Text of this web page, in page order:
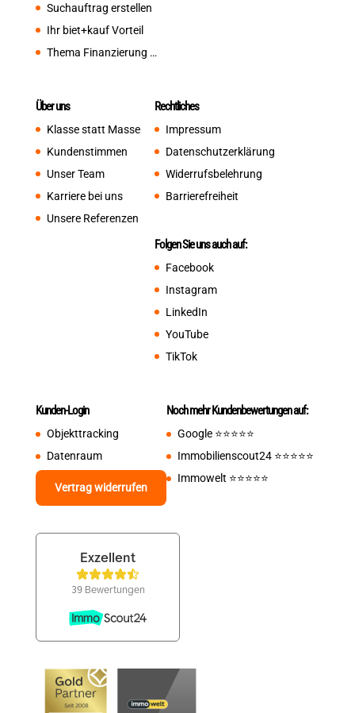
Suchauftrag erstellen
Ihr biet+kauf Vorteil
Thema Finanzierung …
Über uns
Klasse statt Masse
Kundenstimmen
Unser Team
Karriere bei uns
Unsere Referenzen
Rechtliches
Impressum
Datenschutzerklärung
Widerrufsbelehrung
Barrierefreiheit
Folgen Sie uns auch auf:
Facebook
Instagram
LinkedIn
YouTube
TikTok
Kunden-Login
Objekttracking
Datenraum
Vertrag widerrufen
Noch mehr Kundenbewertungen auf:
Google ⭐️⭐️⭐️⭐️⭐️
Immobilienscout24 ⭐️⭐️⭐️⭐️⭐️
Immowelt ⭐️⭐️⭐️⭐️⭐️